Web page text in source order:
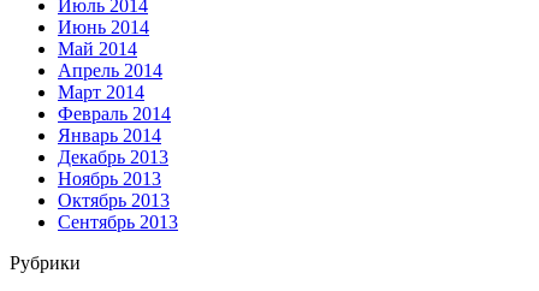
Июль 2014
Июнь 2014
Май 2014
Апрель 2014
Март 2014
Февраль 2014
Январь 2014
Декабрь 2013
Ноябрь 2013
Октябрь 2013
Сентябрь 2013
Рубрики